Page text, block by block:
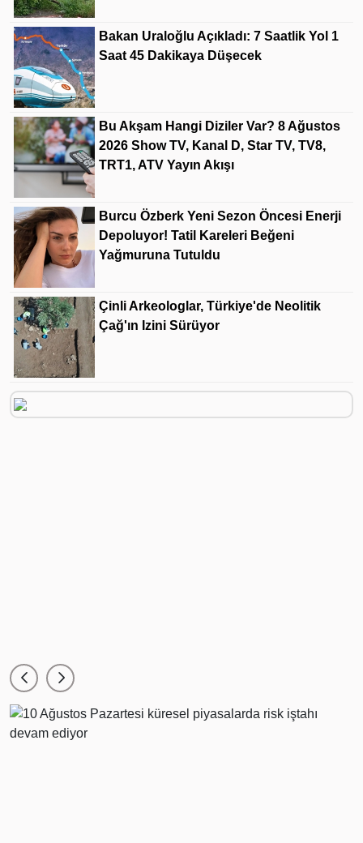
Bakan Uraloğlu Açıkladı: 7 Saatlik Yol 1
Saat 45 Dakikaya Düşecek
Bu Akşam Hangi Diziler Var? 8 Ağustos
2026 Show TV, Kanal D, Star TV, TV8,
TRT1, ATV Yayın Akışı
Burcu Özberk Yeni Sezon Öncesi Enerji
Depoluyor! Tatil Kareleri Beğeni
Yağmuruna Tutuldu
Çinli Arkeologlar, Türkiye'de Neolitik
Çağ'ın Izini Sürüyor